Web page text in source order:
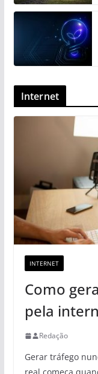
Internet
INTERNET
Como
pela
Redação
Gerar tráfego